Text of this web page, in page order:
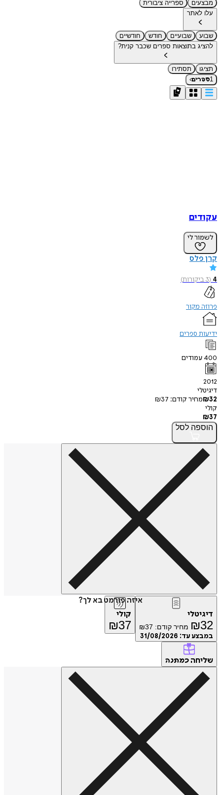
מבצעים
ספרייה ציבורית
עלו לאתר
שבוע שבועיים חודש
חודשיים
להציג בתוצאות ספרים שכבר קנית?
תציגו
תסתירו
1ספרים›
עקודים
לשמור לי
קרן פלס
4
(
3ביקורות)
פרוזה מקור
ידיעות ספרים
400 עמודים
2012
דיגיטלי
₪32 מחיר קודם: ₪37
קולי
₪37
הוספה לסל
איזה פורמט בא לך?
דיגיטלי
₪32 מחיר קודם: ₪37
במבצע עד: 31/08/2026
קולי
₪37
שליחה כמתנה